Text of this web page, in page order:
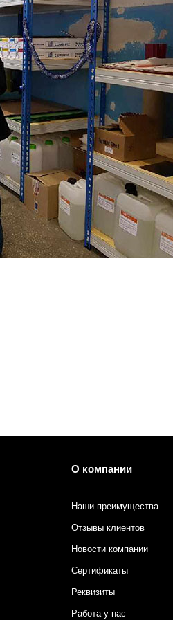
О компании
Наши преимущества
Отзывы клиентов
Новости компании
Сертификаты
Реквизиты
Работа у нас